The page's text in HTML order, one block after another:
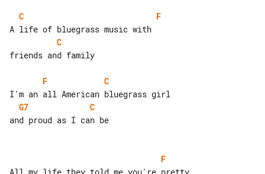
C
F
C
friends and family
F
C
G7
C
and proud as I can be
F